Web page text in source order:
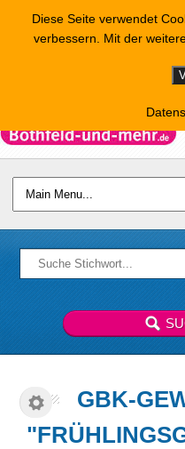
GBK-
Diese Seite verwendet
verbessern. Mit der